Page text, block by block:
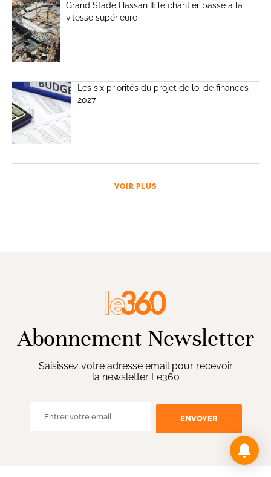
Grand Stade Hassan II: le chantier passe à la
vitesse supérieure
Les six priorités du projet de loi de finances
2027
VOIR PLUS
Abonnement Newsletter
Saisissez votre adresse email pour recevoir
la newsletter Le360
ENVOYER